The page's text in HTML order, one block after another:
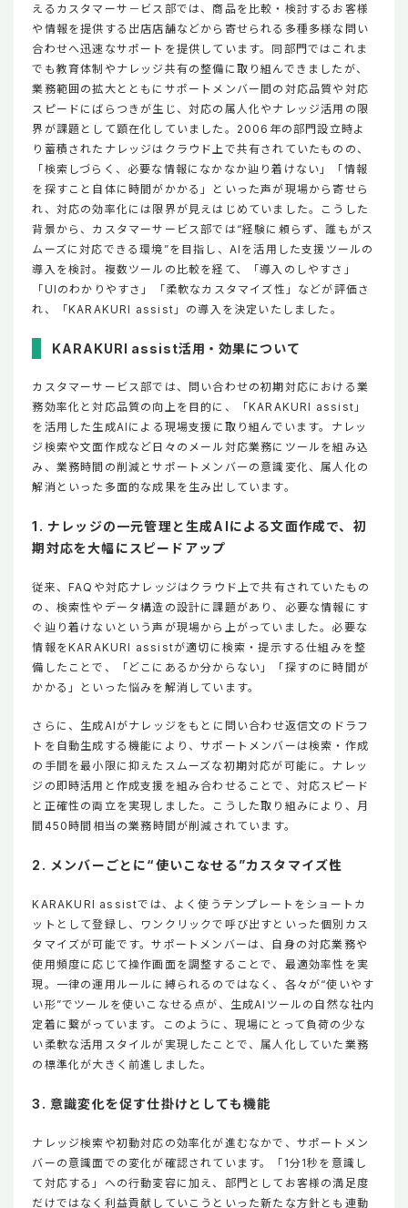
えるカスタマーサ－ビス部では、商品を比較・検討するお客様
や情報を提供する出店店舗などから寄せられる多種多様な問い
合わせへ迅速なサポートを提供しています。同部門ではこれま
でも教育体制やナレッジ共有の整備に取り組んできましたが、
業務範囲の拡大とともにサポートメンバー間の対応品質や対応
スピードにばらつきが生じ、対応の属人化やナレッジ活用の限
界が課題として顕在化していました。2006年の部門設立時よ
り蓄積されたナレッジはクラウド上で共有されていたものの、
「検索しづらく、必要な情報になかなか辿り着けない」「情報
を探すこと自体に時間がかかる」といった声が現場から寄せら
れ、対応の効率化には限界が見えはじめていました。こうした
背景から、カスタマーサービス部では“経験に頼らず、誰もがス
ムーズに対応できる環境”を目指し、AIを活用した支援ツールの
導入を検討。複数ツールの比較を経て、「導入のしやすさ」
「UIのわかりやすさ」「柔軟なカスタマイズ性」などが評価さ
れ、「KARAKURI assist」の導入を決定いたしました。
KARAKURI assist活用・効果について
カスタマーサービス部では、問い合わせの初期対応における業
務効率化と対応品質の向上を目的に、「KARAKURI assist」
を活用した生成AIによる現場支援に取り組んでいます。ナレッ
ジ検索や文面作成など日々のメール対応業務にツールを組み込
み、業務時間の削減とサポートメンバーの意識変化、属人化の
解消といった多面的な成果を生み出しています。
1. ナレッジの一元管理と生成AIによる文面作成で、初
期対応を大幅にスピードアップ
従来、FAQや対応ナレッジはクラウド上で共有されていたもの
の、検索性やデータ構造の設計に課題があり、必要な情報にす
ぐ辿り着けないという声が現場から上がっていました。必要な
情報をKARAKURI assistが適切に検索・提示する仕組みを整
備したことで、「どこにあるか分からない」「探すのに時間が
かかる」といった悩みを解消しています。
さらに、生成AIがナレッジをもとに問い合わせ返信文のドラフ
トを自動生成する機能により、サポートメンバーは検索・作成
の手間を最小限に抑えたスムーズな初期対応が可能に。ナレッ
ジの即時活用と作成支援を組み合わせることで、対応スピード
と正確性の両立を実現しました。こうした取り組みにより、月
間450時間相当の業務時間が削減されています。
2. メンバーごとに“使いこなせる”カスタマイズ性
KARAKURI assistでは、よく使うテンプレートをショートカ
ットとして登録し、ワンクリックで呼び出すといった個別カス
タマイズが可能です。サポートメンバーは、自身の対応業務や
使用頻度に応じて操作画面を調整することで、最適効率性を実
現。一律の運用ルールに縛られるのではなく、各々が“使いやす
い形”でツールを使いこなせる点が、生成AIツールの自然な社内
定着に繋がっています。このように、現場にとって負荷の少な
い柔軟な活用スタイルが実現したことで、属人化していた業務
の標準化が大きく前進しました。
3. 意識変化を促す仕掛けとしても機能
ナレッジ検索や初動対応の効率化が進むなかで、サポートメン
バーの意識面での変化が確認されています。「1分1秒を意識し
て対応する」への行動変容に加え、部門としてお客様の満足度
だけではなく利益貢献していこうといった新たな方針とも連動